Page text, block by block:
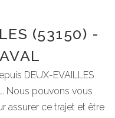
(53150) -
DEUX-EVAILLES
Nous pouvons vous
assurer ce trajet et être